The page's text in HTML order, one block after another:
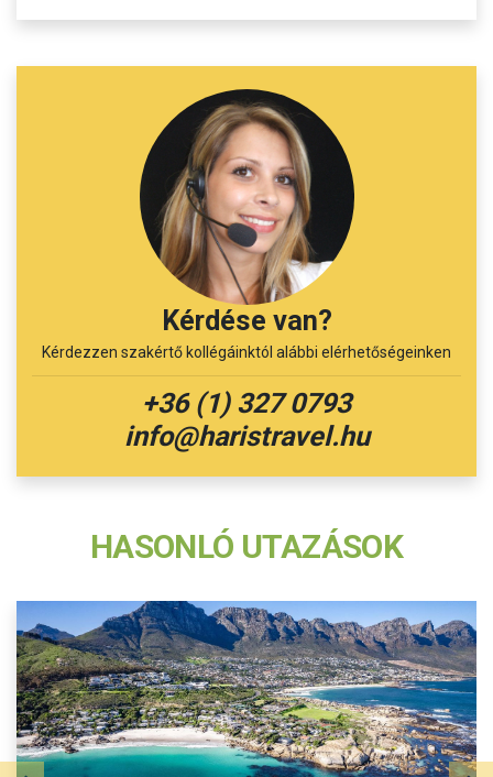
Kérdése van?
Kérdezzen szakértő kollégáinktól alábbi elérhetőségeinken
+36 (1) 327 0793
info@haristravel.hu
HASONLÓ UTAZÁSOK